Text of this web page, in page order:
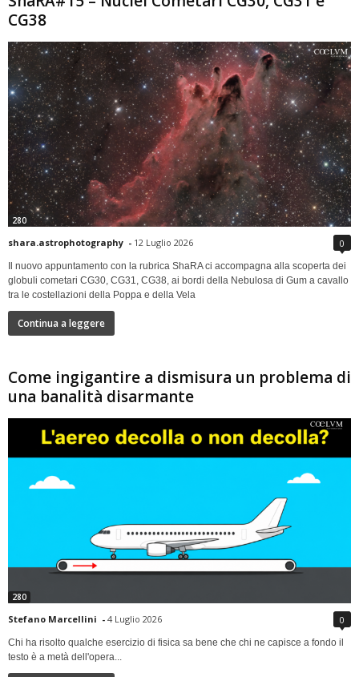
CG38
280
shara.astrophotography - 12 Luglio 2026 0
Il nuovo appuntamento con la rubrica ShaRA ci accompagna alla scoperta dei
globuli cometari CG30, CG31, CG38, ai bordi della Nebulosa di Gum a cavallo
tra le costellazioni della Poppa e della Vela
Continua a leggere
Come ingigantire a dismisura un problema di
una banalità disarmante
280
Stefano Marcellini - 4 Luglio 2026 0
Chi ha risolto qualche esercizio di fisica sa bene che chi ne capisce a fondo il
testo è a metà dell'opera...